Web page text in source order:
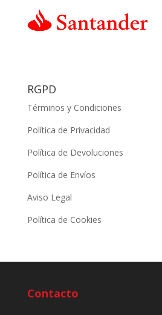
RGPD
Términos y Condiciones
Política de Privacidad
Política de Devoluciones
Política de Envíos
Aviso Legal
Política de Cookies
Contacto